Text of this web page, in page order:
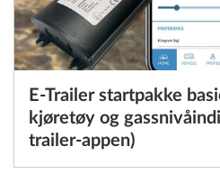
E-Trailer startpakke
kjøretøy og
trailer-appen)